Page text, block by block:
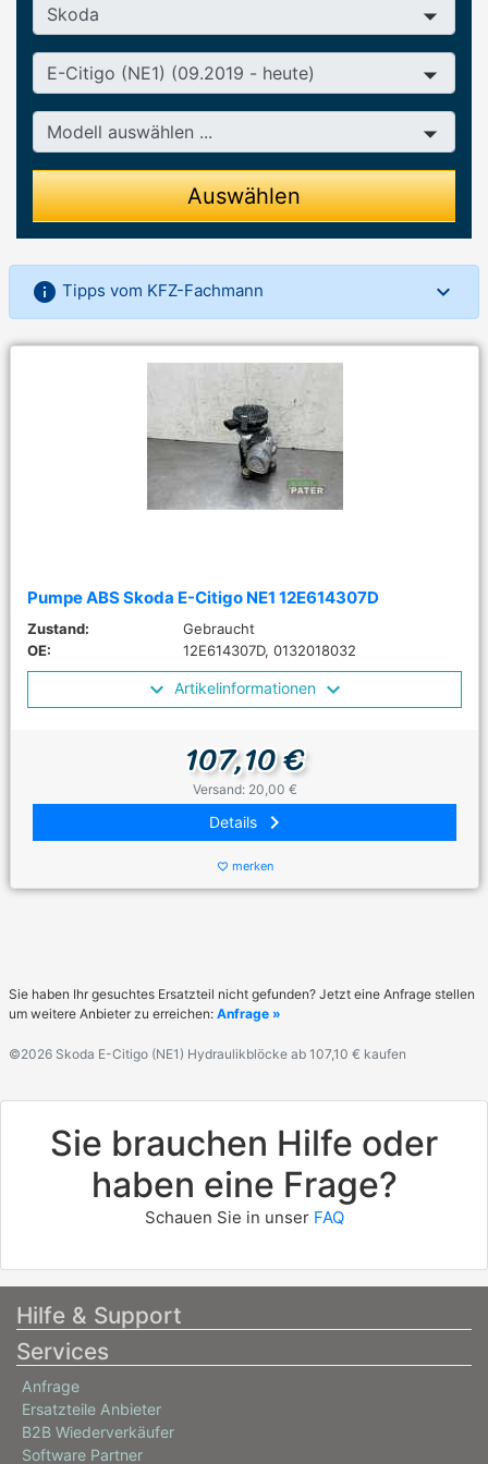
Baureihe
Modell
Auswählen
info Tipps vom KFZ-Fachmann
Pumpe ABS Skoda E-Citigo NE1 12E614307D
Zustand:
Gebraucht
OE:
12E614307D, 0132018032
Artikelinformationen
107,10 €
Versand: 20,00 €
Details keyboard_arrow_right
favorite_border merken
Sie haben Ihr gesuchtes Ersatzteil nicht gefunden? Jetzt eine Anfrage stellen
um weitere Anbieter zu erreichen: Anfrage »
©2026 Skoda E-Citigo (NE1) Hydraulikblöcke ab 107,10 € kaufen
Sie brauchen Hilfe oder
haben eine Frage?
Schauen Sie in unser FAQ
Hilfe & Support
Services
Anfrage
Ersatzteile Anbieter
B2B Wiederverkäufer
Software Partner